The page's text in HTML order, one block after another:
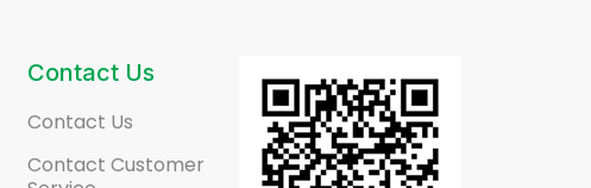
Contact Us
Contact Us
Contact Customer